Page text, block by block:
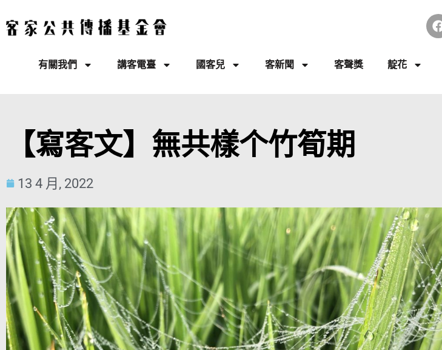
有關我們 講客電臺 國客兒 客新聞 客聲獎 靛花
【寫客文】無共樣个竹筍期
13 4 月, 2022